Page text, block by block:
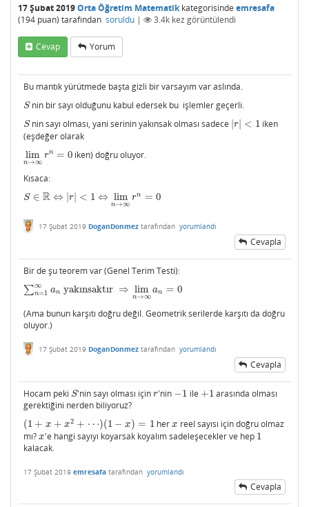
17 Şubat 2019Orta Öğretim Matematikkategorisinde emresafa
(194 puan) tarafından soruldu | 3.4k kez görüntülendi
Cevap Yorum
Bu mantık yürütmede başta gizli bir varsayım var aslında.
S
Snin bir sayı olduğunu kabul edersek bu işlemler geçerli.
S
Snin sayı olması, yani serinin yakınsak olması sadece r| < 1
|r <1
iken
(eşdeğer olarak
lim
n→∞
rn = 0
limn →∞ n= 0 iken) doğru oluyor.
Kısaca:
S ∈ R ⇔ r| < 1 ⇔ lim
n→∞
rn = 0
S∈R ⇔| r|< 1⇔ lim n →∞ n=0
17 Şubat 2019 DoganDonmez tarafından yorumlandı
Cevapla
Bir de şu teorem var (Genel Terim Testi):
∑∞
n=1 an yakınsaktır ⇒ lim
n→∞
an = 0
∑ n=1∞ anyakınsaktır⇒limn→∞an =0
(Ama bunun karşıtı doğru değil. Geometrik serilerde karşıtı da doğru
oluyor.)
17 Şubat 2019 DoganDonmez tarafından yorumlandı
Cevapla
Hocam peki S
S'nin sayı olması için r
r'nin −1
−1 ile +1
+1 arasında olması
gerektiğini nerden biliyoruz?
(1 + x + x2 + ⋯)(1 − x) = 1
(1+x+ x2 +⋯)(1 −x )=1 herx
x reel sayısı için doğru olmaz
mı? x
x'e hangi sayıyı koyarsak koyalım sadeleşecekler ve hep 1
1
kalacak.
17 Şubat 2019 emresafa tarafından yorumlandı
Cevapla